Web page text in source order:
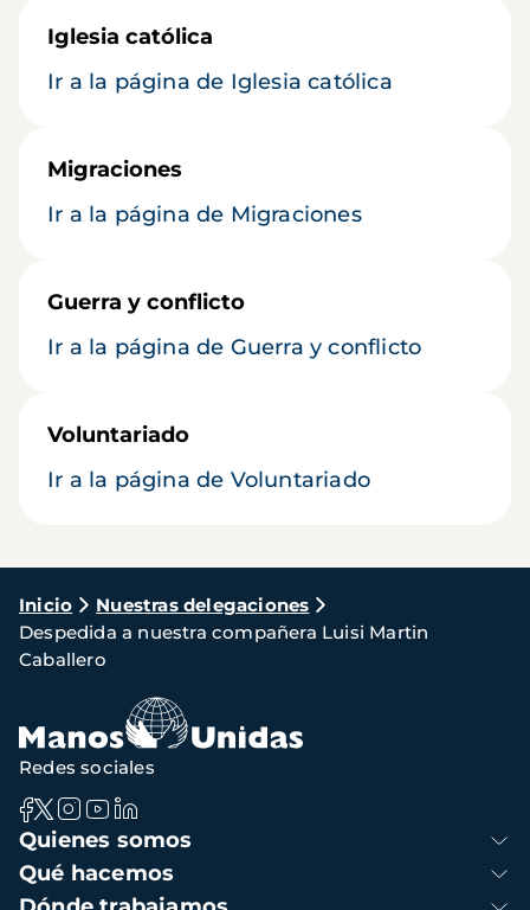
Iglesia católica
Ir a la página de Iglesia católica
Migraciones
Ir a la página de Migraciones
Guerra y conflicto
Ir a la página de Guerra y conflicto
Voluntariado
Ir a la página de Voluntariado
Ruta
de
navegación
Inicio
Nuestras delegaciones
Despedida a nuestra compañera Luisi Martin
Caballero
Navegación
principal
Quienes somos
Qué hacemos
Redes sociales